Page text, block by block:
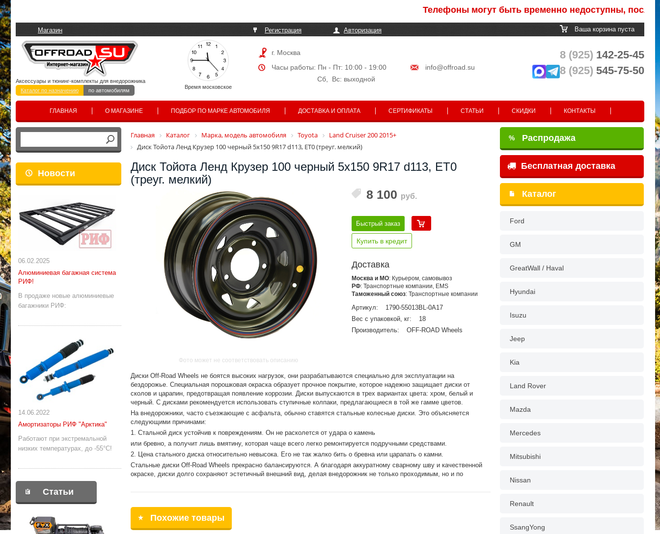
Телефоны могут быть временно недоступны, после
Магазин Регистрация Авторизация Ваша корзина пуста
Время московское
Аксессуары и тюнинг-комплекты для внедорожника
Каталог по назначению
по автомобилям
г. Москва
Часы работы: Пн - Пт: 10:00 - 19:00
info@offroad.su
Сб, Вс: выходной
8 (925) 142-25-45
8 (925) 545-75-50
ГЛАВНАЯ О МАГАЗИНЕ ПОДБОР ПО МАРКЕ АВТОМОБИЛЯ ДОСТАВКА И ОПЛАТА СЕРТИФИКАТЫ СТАТЬИ СКИДКИ КОНТАКТЫ
Новости
06.02.2025
Алюминиевая багажная система
РИФ!
В продаже новые алюминиевые
багажники РИФ:
14.06.2022
Амортизаторы РИФ "Арктика"
Работают при экстремальной
низких температурах, до -55°С!
Статьи
Главная Каталог Марка, модель автомобиля Toyota
Land Cruiser 200 2015+
Диск Тойота Ленд Крузер 100 черный 5x150 9R17 d113, ET0 (треуг. мелкий)
Диск Тойота Ленд Крузер 100 черный 5x150 9R17 d113, ET0
(треуг. мелкий)
Фото может не соответствовать описанию
8 100 руб.
Быстрый заказ
Купить в кредит
Доставка
Москва и МО: Курьером, самовывоз
РФ: Транспортные компании, EMS
Таможенный союз: Транспортные компании
Артикул:
1790-55013BL-0A17
Вес с упаковкой, кг:
18
Производитель:
OFF-ROAD Wheels
Диски Off-Road Wheels не боятся высоких нагрузок, они разрабатываются специально для эксплуатации на
бездорожье. Специальная порошковая окраска образует прочное покрытие, которое надежно защищает диски от
сколов и царапин, предотвращая появление коррозии. Диски выпускаются в трех вариантах цвета: хром, белый и
черный. С дисками рекомендуется использовать ступичные колпаки, предлагающиеся в той же гамме цветов.
На внедорожники, часто съезжающие с асфальта, обычно ставятся стальные колесные диски. Это объясняется
следующими причинами:
1. Стальной диск устойчив к повреждениям. Он не расколется от удара о камень
или бревно, а получит лишь вмятину, которая чаще всего легко ремонтируется подручными средствами.
2. Цена стального диска относительно невысока. Его не так жалко бить о бревна или царапать о камни.
Стальные диски Off-Road Wheels прекрасно балансируются. А благодаря аккуратному сварному шву и качественной
окраске, диски долго сохраняют эстетичный внешний вид, делая внедорожник не только проходимым, но и по
Похожие товары
% Распродажа
Бесплатная доставка
Каталог
Ford
GM
GreatWall / Haval
Hyundai
Isuzu
Jeep
Kia
Land Rover
Mazda
Mercedes
Mitsubishi
Nissan
Renault
SsangYong